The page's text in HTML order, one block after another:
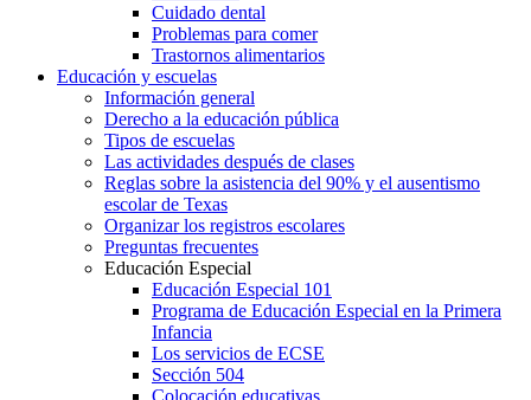
Cuidado dental
Problemas para comer
Trastornos alimentarios
Educación y escuelas
Información general
Derecho a la educación pública
Tipos de escuelas
Las actividades después de clases
Reglas sobre la asistencia del 90% y el ausentismo
escolar de Texas
Organizar los registros escolares
Preguntas frecuentes
Educación Especial
Educación Especial 101
Programa de Educación Especial en la Primera
Infancia
Los servicios de ECSE
Sección 504
Colocación educativas